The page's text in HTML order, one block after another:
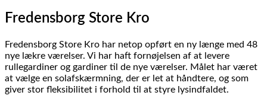
Fredensborg Store Kro
Fredensborg Store Kro har netop opført en ny længe med 48
nye lækre værelser. Vi har haft fornøjelsen af at levere
rullegardiner og gardiner til de nye værelser. Målet har været
at vælge en solafskærmning, der er let at håndtere, og som
giver stor fleksibilitet i forhold til at styre lysindfaldet.